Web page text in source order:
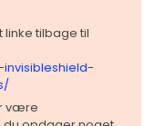
linke tilbage til
være